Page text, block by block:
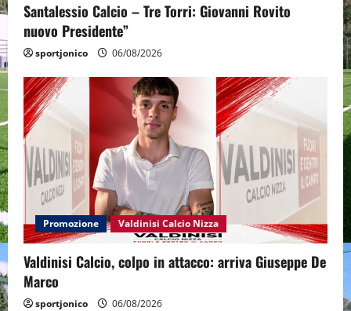
Santalessio Calcio – Tre Torri: Giovanni Rovito
nuovo Presidente”
sportjonico 06/08/2026
Promozione Valdinisi Calcio Nizza
Valdinisi Calcio, colpo in attacco: arriva Giuseppe De
Marco
sportjonico 06/08/2026